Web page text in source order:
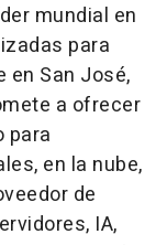
mundial en
para
en San José,
a ofrecer
para
en la nube,
de
IA,